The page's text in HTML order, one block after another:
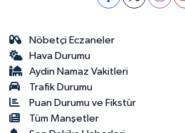
Nöbetçi Eczaneler
Hava Durumu
Aydin Namaz Vakitleri
Trafik Durumu
Puan Durumu ve Fikstür
Tüm Manşetler